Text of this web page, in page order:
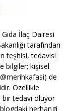
İlaç Dairesi
tarafından
teşhisi, tedavisi
bilgiler; kişisel
de
Özellikle
bir tedavi oluyor
herhangi